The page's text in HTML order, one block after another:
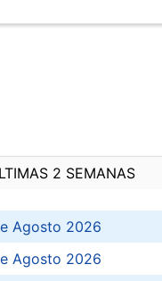
2 SEMANAS
Agosto 2026
Agosto 2026